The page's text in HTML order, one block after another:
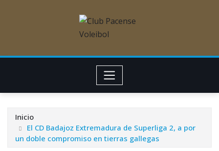
Inicio
El CD Badajoz Extremadura de Superliga 2, a por
un doble compromiso en tierras gallegas